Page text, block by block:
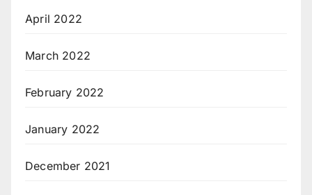
April 2022
March 2022
February 2022
January 2022
December 2021